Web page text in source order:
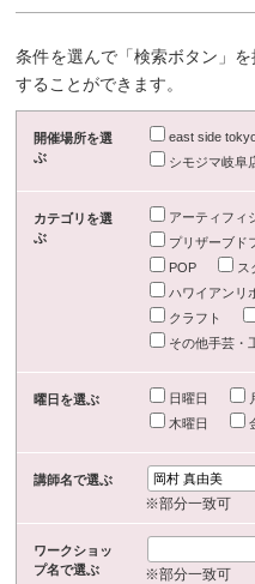
条件を選んで「検索ボタン」
することができます。
開催場所を選
ぶ
east side
シモジマ岐阜
カテゴリを選
ぶ
アーティフィ
プリザーブド
POP
ス
ハワイアンリ
クラフト
その他手芸・
曜日を選ぶ 日曜日
木曜日
講師名で選ぶ
※部分一致可
ワークショッ
プ名で選ぶ
※部分一致可